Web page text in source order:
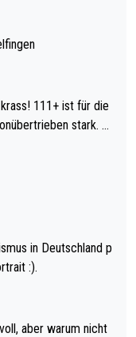
für die
stark. U
in Deutschland p
:).
aber warum nicht